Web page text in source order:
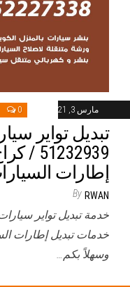
مارس 3, 2021 0
تبديل تواير
إطارات
By RWAN
خدمة تبديل تواير
خدمات تبديل إطارات
وسهلاً بكم…